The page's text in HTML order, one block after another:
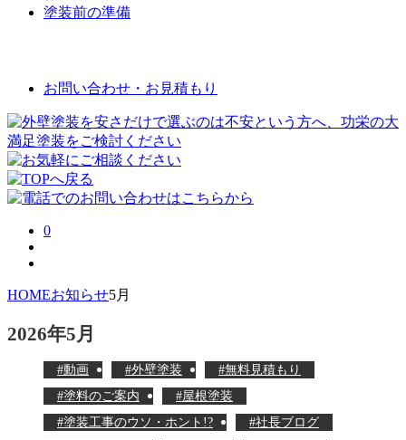
塗装前の準備
お問い合わせ・お見積もり
0
HOMEお知らせ5月
2026年5月
動画 外壁塗装
無料見積もり
塗料のご案内
屋根塗装
塗装工事のウソ・ホント!?
社長ブログ